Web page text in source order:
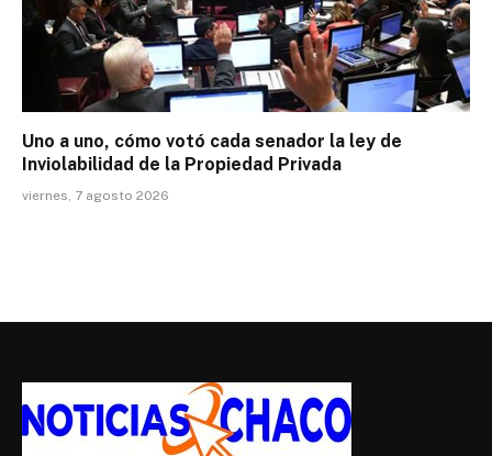
Uno a uno, cómo votó cada senador la ley de
Inviolabilidad de la Propiedad Privada
viernes, 7 agosto 2026